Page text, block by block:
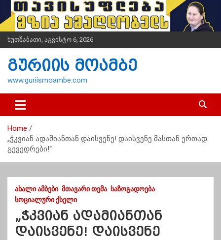
i
t
n
ხუთშაბათი, აგვისტო 6, 2026
გურიის მოამბე
www.guriismoambe.com
Home
„ჭკვიან ადამიანთან დაისვენე! დაისვენე მასთან ერთად
გევედრები!“
ᲐᲮᲐᲚᲘ ᲐᲛᲑᲔᲑᲘ ᲛᲗᲐᲕᲐᲠᲘ ᲗᲔᲛᲐ ᲡᲐᲖᲝᲒᲐᲓᲝᲔᲑᲐ
ᲡᲝᲪᲘᲐᲚᲣᲠᲘ ᲥᲡᲔᲚᲘ
„ჭკვიან ადამიანთან
დაისვენე! დაისვენე